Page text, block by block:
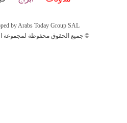
by Arabs Today Group SAL
جميع الحقوق محفوظة لمجموعة العرب اليوم الاعلامية 2025 ©